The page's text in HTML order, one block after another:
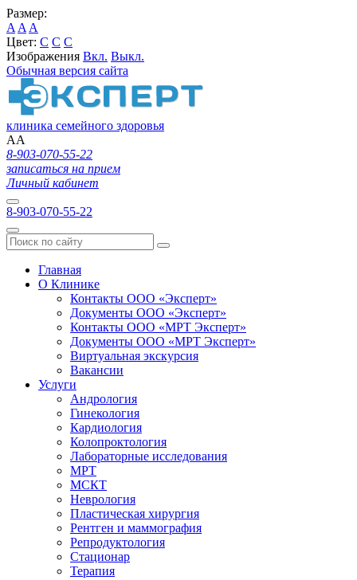
Размер:
A A A
Цвет: C C C
Изображения Вкл. Выкл.
Обычная версия сайта
клиника семейного здоровья
AA
8-903-070-55-22
записаться на прием
Личный кабинет
8-903-070-55-22
Главная
О Клинике
Контакты ООО «Эксперт»
Документы ООО «Эксперт»
Контакты ООО «МРТ Эксперт»
Документы ООО «МРТ Эксперт»
Виртуальная экскурсия
Вакансии
Услуги
Андрология
Гинекология
Кардиология
Колопроктология
Лабораторные исследования
МРТ
МСКТ
Неврология
Пластическая хирургия
Рентген и маммография
Репродуктология
Стационар
Терапия